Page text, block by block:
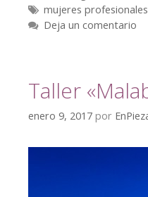
mujeres
Deja un comentario
Taller
enero 9, 2017 por